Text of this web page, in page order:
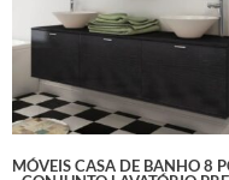
MÓVEIS CASA DE BANHO 8